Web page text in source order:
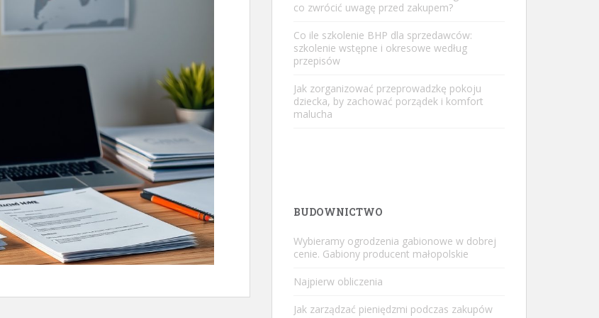
co zwrócić uwagę przed zakupem?
Co ile szkolenie BHP dla sprzedawców:
szkolenie wstępne i okresowe według
przepisów
Jak zorganizować przeprowadzkę pokoju
dziecka, by zachować porządek i komfort
malucha
BUDOWNICTWO
Wybieramy ogrodzenia gabionowe w dobrej
cenie. Gabiony producent małopolskie
Najpierw obliczenia
Jak zarządzać pieniędzmi podczas zakupów